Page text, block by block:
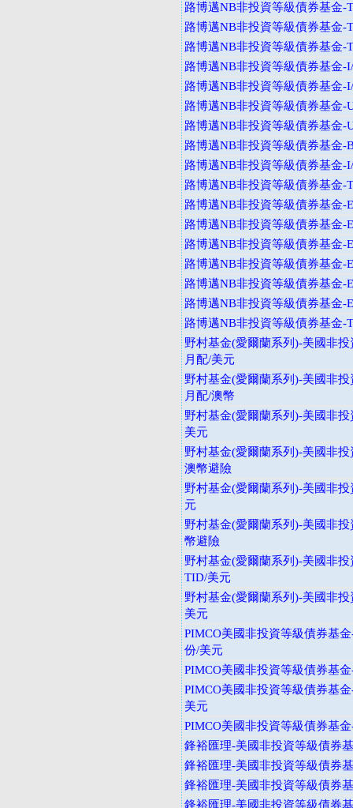
路博邁NB非投資等級債券基金-
路博邁NB非投資等級債券基金-
路博邁NB非投資等級債券基金-
路博邁NB非投資等級債券基金-
路博邁NB非投資等級債券基金-
路博邁NB非投資等級債券基金-
路博邁NB非投資等級債券基金-
路博邁NB非投資等級債券基金-
路博邁NB非投資等級債券基金-
路博邁NB非投資等級債券基金-
路博邁NB非投資等級債券基金-
路博邁NB非投資等級債券基金-
路博邁NB非投資等級債券基金-
路博邁NB非投資等級債券基金-
路博邁NB非投資等級債券基金-
路博邁NB非投資等級債券基金-
路博邁NB非投資等級債券基金-
野村基金(愛爾蘭系列)-美國非
月配/美元
野村基金(愛爾蘭系列)-美國非
月配/澳幣
野村基金(愛爾蘭系列)-美國非
美元
野村基金(愛爾蘭系列)-美國非
澳幣避險
野村基金(愛爾蘭系列)-美國非
元
野村基金(愛爾蘭系列)-美國非
幣避險
野村基金(愛爾蘭系列)-美國非
TID/美元
野村基金(愛爾蘭系列)-美國非
美元
PIMCO美國非投資等級債券基
份/美元
PIMCO美國非投資等級債券基
PIMCO美國非投資等級債券基
美元
PIMCO美國非投資等級債券基
鋒裕匯理-美國非投資等級債券
鋒裕匯理-美國非投資等級債券
鋒裕匯理-美國非投資等級債券
鋒裕匯理-美國非投資等級債券